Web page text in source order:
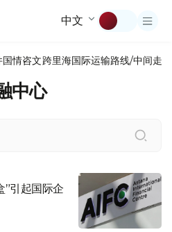
中文
国情咨文跨里海国际运输路线/中间走廊
中心
”引起国际企